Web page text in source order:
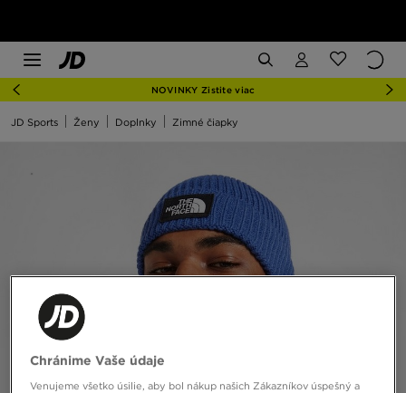
NOVINKY Zistite viac
JD Sports Ženy Doplnky Zimné čiapky
Chránime Vaše údaje
Venujeme všetko úsilie, aby bol nákup našich Zákazníkov úspešný a